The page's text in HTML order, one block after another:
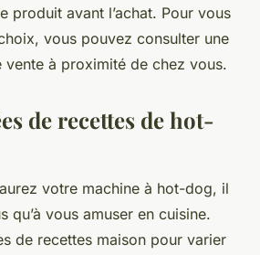
produit avant l’achat. Pour vous
vous pouvez consulter une
vente à proximité de chez vous.
de recettes de hot-
votre machine à hot-dog, il
qu’à vous amuser en cuisine.
de recettes maison pour varier